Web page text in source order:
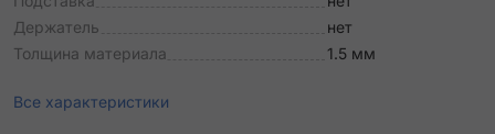
Держатель
нет
Толщина материала
1.5 мм
Все характеристики